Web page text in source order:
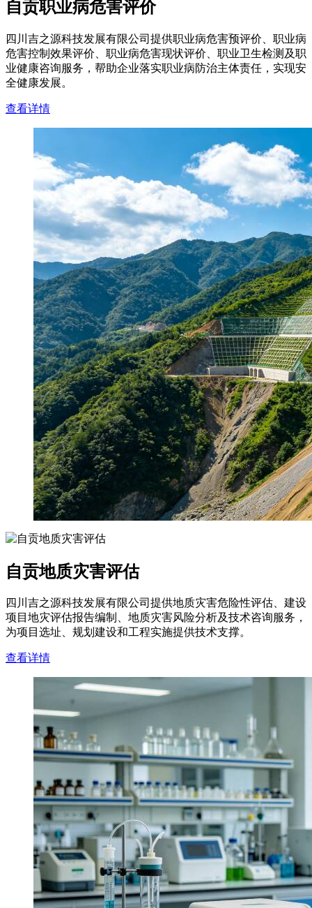
自贡职业病危害评价
四川吉之源科技发展有限公司提供职业病危害预评价、职业病
危害控制效果评价、职业病危害现状评价、职业卫生检测及职
业健康咨询服务，帮助企业落实职业病防治主体责任，实现安
全健康发展。
查看详情
自贡地质灾害评估
四川吉之源科技发展有限公司提供地质灾害危险性评估、建设
项目地灾评估报告编制、地质灾害风险分析及技术咨询服务，
为项目选址、规划建设和工程实施提供技术支撑。
查看详情